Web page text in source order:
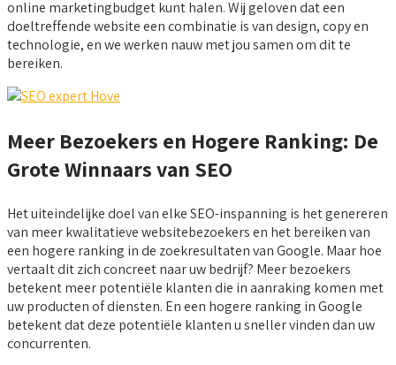
online marketingbudget kunt halen. Wij geloven dat een
doeltreffende website een combinatie is van design, copy en
technologie, en we werken nauw met jou samen om dit te
bereiken.
Meer Bezoekers en Hogere Ranking: De
Grote Winnaars van SEO
Het uiteindelijke doel van elke SEO-inspanning is het genereren
van meer kwalitatieve websitebezoekers en het bereiken van
een hogere ranking in de zoekresultaten van Google. Maar hoe
vertaalt dit zich concreet naar uw bedrijf? Meer bezoekers
betekent meer potentiële klanten die in aanraking komen met
uw producten of diensten. En een hogere ranking in Google
betekent dat deze potentiële klanten u sneller vinden dan uw
concurrenten.